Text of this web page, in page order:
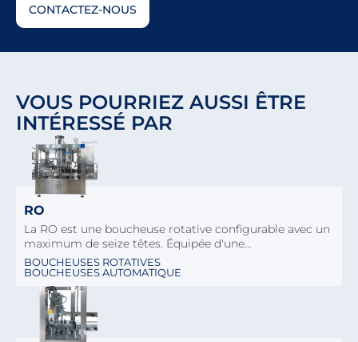
CONTACTEZ-NOUS
VOUS POURRIEZ AUSSI ÊTRE
INTÉRESSÉ PAR
RO
La RO est une boucheuse rotative configurable avec un
maximum de seize têtes. Équipée d'une…
BOUCHEUSES ROTATIVES
BOUCHEUSES AUTOMATIQUE